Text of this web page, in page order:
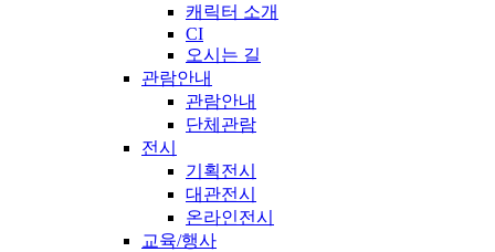
캐릭터 소개
CI
오시는 길
관람안내
관람안내
단체관람
전시
기획전시
대관전시
온라인전시
교육/행사